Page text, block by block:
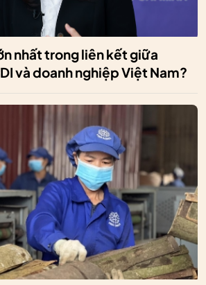
nhất trong liên kết giữa
và doanh nghiệp Việt Nam?